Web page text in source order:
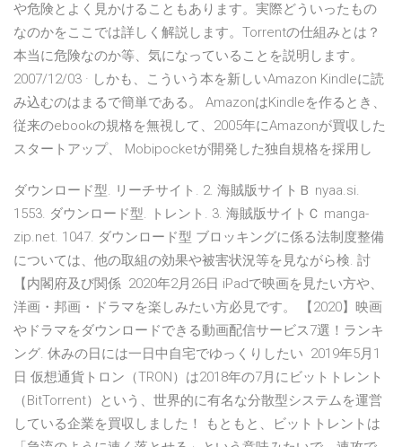
や危険とよく見かけることもあります。実際どういったもの
なのかをここでは詳しく解説します。Torrentの仕組みとは？
本当に危険なのか等、気になっていることを説明します。
2007/12/03 · しかも、こういう本を新しいAmazon Kindleに読
み込むのはまるで簡単である。 AmazonはKindleを作るとき、
従来のebookの規格を無視して、2005年にAmazonが買収した
スタートアップ、 Mobipocketが開発した独自規格を採用し
ダウンロード型. リーチサイト. 2. 海賊版サイトＢ nyaa.si.
1553. ダウンロード型. トレント. 3. 海賊版サイトＣ manga-
zip.net. 1047. ダウンロード型 ブロッキングに係る法制度整備
については、他の取組の効果や被害状況等を見ながら検. 討
【内閣府及び関係 2020年2月26日 iPadで映画を見たい方や、
洋画・邦画・ドラマを楽しみたい方必見です。 【2020】映画
やドラマをダウンロードできる動画配信サービス7選！ランキ
ング. 休みの日には一日中自宅でゆっくりしたい 2019年5月1
日 仮想通貨トロン（TRON）は2018年の7月にビットトレント
（BitTorrent）という、世界的に有名な分散型システムを運営
している企業を買収しました！ もともと、ビットトレントは